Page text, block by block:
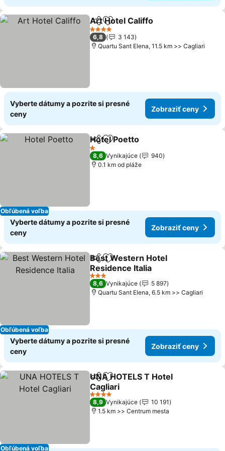
ZdieľaťPridať do obľúbených
Art Hotel Califfo
4 Počet hviezdičiek
6,8
3 143
Quartu Sant Elena, 11.5 km >> Cagliari
Vyberte dátumy a pozrite si presné
ceny
Zobraziť ceny
Obľúbená voľba
ZdieľaťPridať do obľúbených
Hotel Poetto
1 Počet hviezdičiek
8,6 Vynikajúce
940
0.1 km od pláže
Vyberte dátumy a pozrite si presné
ceny
Zobraziť ceny
Obľúbená voľba
ZdieľaťPridať do obľúbených
Best Western Hotel
Residence Italia
3 Počet hviezdičiek
8,6 Vynikajúce
5 897
Quartu Sant Elena, 6.5 km >> Cagliari
Vyberte dátumy a pozrite si presné
ceny
Zobraziť ceny
Obľúbená voľba
ZdieľaťPridať do obľúbených
UNA HOTELS T Hotel
Cagliari
4 Počet hviezdičiek
8,9 Vynikajúce
10 191
1.5 km >> Centrum mesta